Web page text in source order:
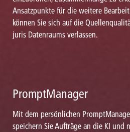
Ansatzpunkte für die weitere
können Sie sich auf die
juris Datenraums verlassen.
PromptManager
Mit dem persönlichen
speichern Sie Aufträge an die KI und